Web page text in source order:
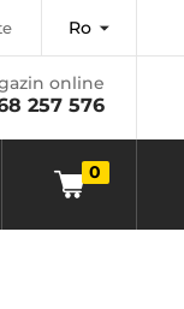
Ro
online
257 576
0